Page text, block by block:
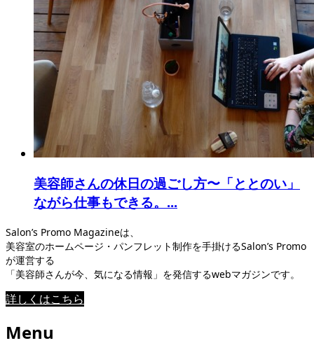
美容師さんの休日の過ごし方〜「ととのい」
ながら仕事もできる。...
Salon’s Promo Magazineは、
美容室のホームページ・パンフレット制作を手掛けるSalon’s Promo
が運営する
「美容師さんが今、気になる情報」を発信するwebマガジンです。
詳しくはこちら
Menu